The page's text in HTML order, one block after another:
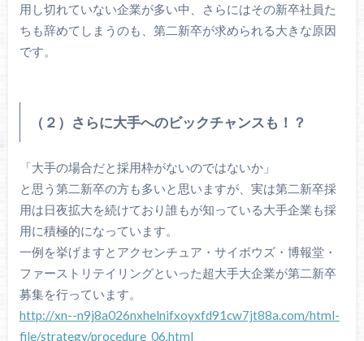
用し切れていない企業が多い中、さらにはその新卒社員た
ちも辞めてしまうのも、第二新卒が求められる大きな原因
です。
（２）さらに大手へのビックチャンスも！？
「大手の場合だと採用枠がないのではないか」
と思う第二新卒の方も多いと思いますが、実は第二新卒採
用は日夜拡大を続けており誰もが知っている大手企業も採
用に積極的になっています。
一例を挙げますとアクセンチュア・サイボウズ・博報堂・
ファーストリテイリングといった超大手大企業が第二新卒
募集を行っています。
http://xn--n9j8a026nxhelnifxoyxfd91cw7jt88a.com/html-
file/strategy/procedure_06.html